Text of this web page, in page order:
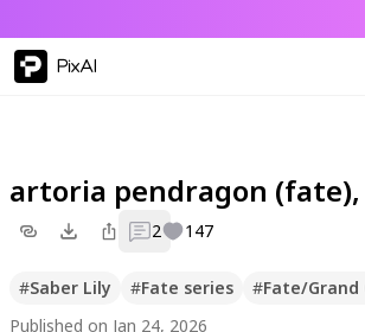
PixAI
artoria pendragon (fate),
2 147
#Saber Lily #Fate series #Fate/Grand
Published on Jan 24, 2026